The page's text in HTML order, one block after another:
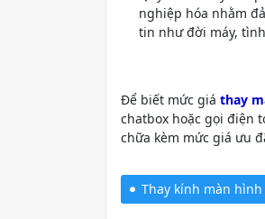
nghiệp hóa nhằm
tin như đời máy,
Để biết mức giá thay
chatbox hoặc gọi điện
chữa kèm mức giá ưu
Thay kính màn